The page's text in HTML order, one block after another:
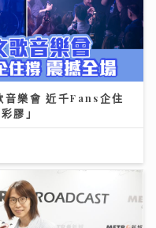
樂會 近千Fans企住
膠」